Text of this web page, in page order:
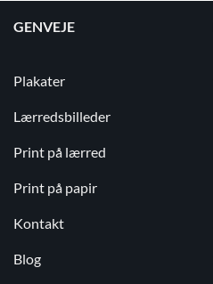
GENVEJE
Plakater
Lærredsbilleder
Print på lærred
Print på papir
Kontakt
Blog